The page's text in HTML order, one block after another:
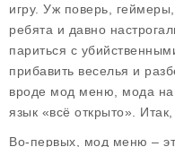
игру. Уж поверь,
ребята и давно
париться с
прибавить веселья и
вроде мод меню, мода на
язык «всё открыто».
Во-первых, мод меню –